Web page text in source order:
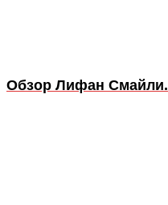
Обзор Лифан Смайли.